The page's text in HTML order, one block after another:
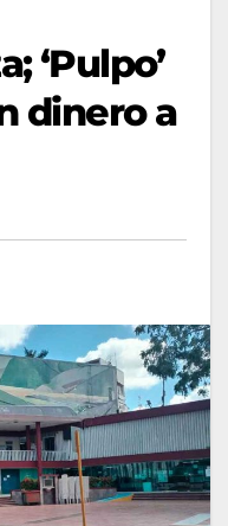
‘Pulpo’
dinero a